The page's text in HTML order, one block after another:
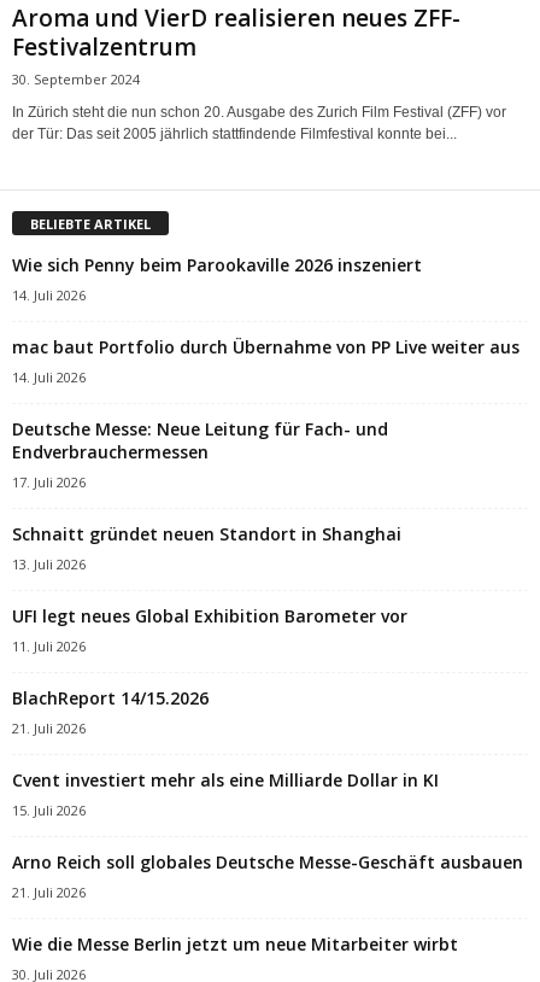
Aroma und VierD realisieren neues ZFF-
Festivalzentrum
30. September 2024
In Zürich steht die nun schon 20. Ausgabe des Zurich Film Festival (ZFF) vor
der Tür: Das seit 2005 jährlich stattfindende Filmfestival konnte bei...
BELIEBTE ARTIKEL
Wie sich Penny beim Parookaville 2026 inszeniert
14. Juli 2026
mac baut Portfolio durch Übernahme von PP Live weiter aus
14. Juli 2026
Deutsche Messe: Neue Leitung für Fach- und
Endverbrauchermessen
17. Juli 2026
Schnaitt gründet neuen Standort in Shanghai
13. Juli 2026
UFI legt neues Global Exhibition Barometer vor
11. Juli 2026
BlachReport 14/15.2026
21. Juli 2026
Cvent investiert mehr als eine Milliarde Dollar in KI
15. Juli 2026
Arno Reich soll globales Deutsche Messe-Geschäft ausbauen
21. Juli 2026
Wie die Messe Berlin jetzt um neue Mitarbeiter wirbt
30. Juli 2026